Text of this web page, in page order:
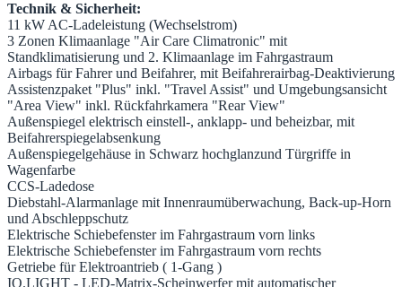
Technik & Sicherheit:
11 kW AC-Ladeleistung (Wechselstrom)
3 Zonen Klimaanlage "Air Care Climatronic" mit
Standklimatisierung und 2. Klimaanlage im Fahrgastraum
Airbags für Fahrer und Beifahrer, mit Beifahrerairbag-Deaktivierung
Assistenzpaket "Plus" inkl. "Travel Assist" und Umgebungsansicht
"Area View" inkl. Rückfahrkamera "Rear View"
Außenspiegel elektrisch einstell-, anklapp- und beheizbar, mit
Beifahrerspiegelabsenkung
Außenspiegelgehäuse in Schwarz hochglanzund Türgriffe in
Wagenfarbe
CCS-Ladedose
Diebstahl-Alarmanlage mit Innenraumüberwachung, Back-up-Horn
und Abschleppschutz
Elektrische Schiebefenster im Fahrgastraum vorn links
Elektrische Schiebefenster im Fahrgastraum vorn rechts
Getriebe für Elektroantrieb ( 1-Gang )
IQ.LIGHT - LED-Matrix-Scheinwerfer mit automatischer